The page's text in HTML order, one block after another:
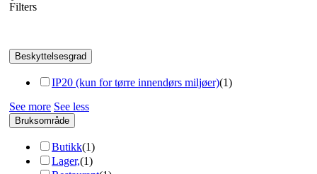
Filters
Beskyttelsesgrad
IP20 (kun for tørre innendørs miljøer)(1)
See more See less
Bruksområde
Butikk(1)
Lager,(1)